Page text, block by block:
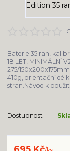
Baterie 35 ran,
18 LET, MINIMÁLNÍ
275/
410g, orientační
stran.Návod k
Dostupnost